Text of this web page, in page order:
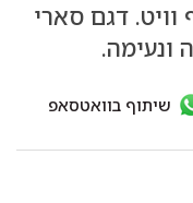
וויט. דגם סארי